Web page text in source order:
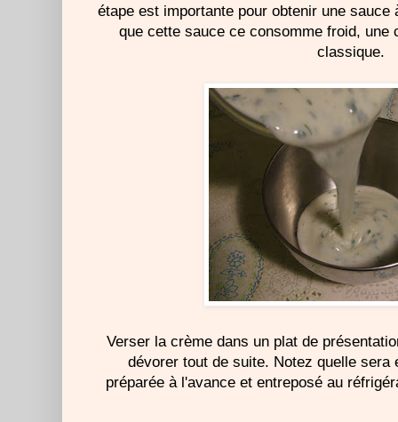
étape est importante pour obtenir une
que cette sauce ce consomme froid, une
classique.
Verser la crème dans un plat de
dévorer tout de suite. Notez quelle
préparée à l'avance et entreposé au